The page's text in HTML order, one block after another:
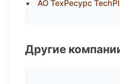
АО ТехРесурс
Другие